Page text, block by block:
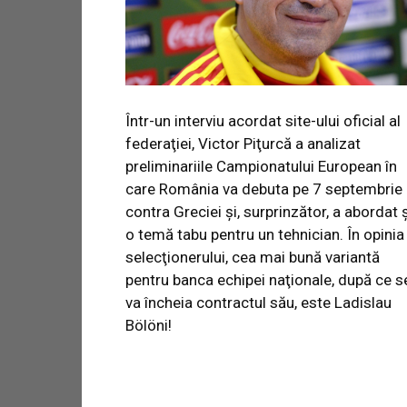
Într-un interviu acordat site-ului oficial al
federaţiei, Victor Piţurcă a analizat
preliminariile Campionatului European în
care România va debuta pe 7 septembrie
contra Greciei şi, surprinzător, a abordat
o temă tabu pentru un tehnician. În opinia
selecţionerului, cea mai bună variantă
pentru banca echipei naţionale, după ce
va încheia contractul său, este Ladislau
Bölöni!